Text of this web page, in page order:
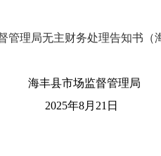
管理局无主财务处理告知书（
监督管理局
月21日